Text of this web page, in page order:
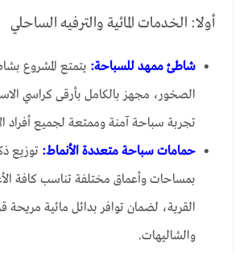
أولا: الخدمات المائية والترفيه الساحلي
شاطئ ممهد للسباحة: يتمتع المشروع
الصخور، مجهز بالكامل بأرقى كراسي
تجربة سباحة آمنة وممتعة لجميع أفراد
حمامات سباحة متعددة الأنماط: توزيع
بمساحات وأعماق مختلفة تناسب كافة
القرية، لضمان توافر بدائل مائية
والشاليهات.